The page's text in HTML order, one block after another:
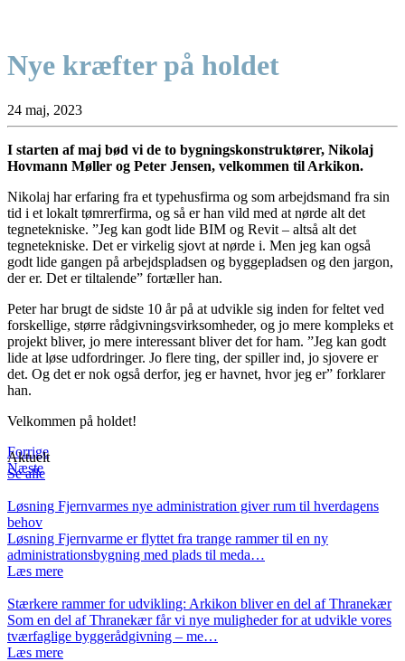
Nye kræfter på holdet
24 maj, 2023
I starten af maj bød vi de to bygningskonstruktører, Nikolaj
Hovmann Møller og Peter Jensen, velkommen til Arkikon.
Nikolaj har erfaring fra et typehusfirma og som arbejdsmand fra sin
tid i et lokalt tømrerfirma, og så er han vild med at nørde alt det
tegnetekniske. ”Jeg kan godt lide BIM og Revit – altså alt det
tegnetekniske. Det er virkelig sjovt at nørde i. Men jeg kan også
godt lide gangen på arbejdspladsen og byggepladsen og den jargon,
der er. Det er tiltalende” fortæller han.
Peter har brugt de sidste 10 år på at udvikle sig inden for feltet ved
forskellige, større rådgivningsvirksomheder, og jo mere kompleks et
projekt bliver, jo mere interessant bliver det for ham. ”Jeg kan godt
lide at løse udfordringer. Jo flere ting, der spiller ind, jo sjovere er
det. Og det er nok også derfor, jeg er havnet, hvor jeg er” forklarer
han.
Velkommen på holdet!
Forrige
Næste
Aktuelt
Se alle
Løsning Fjernvarmes nye administration giver rum til hverdagens
behov
Løsning Fjernvarme er flyttet fra trange rammer til en ny
administrationsbygning med plads til meda…
Læs mere
Stærkere rammer for udvikling: Arkikon bliver en del af Thranekær
Som en del af Thranekær får vi nye muligheder for at udvikle vores
tværfaglige byggerådgivning – me…
Læs mere